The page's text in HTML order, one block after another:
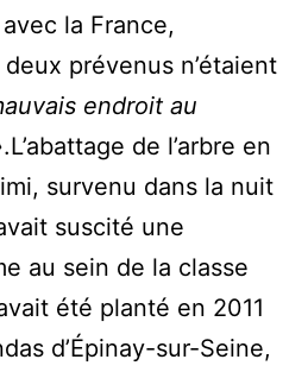
la France,
prévenus n’étaient
endroit au
.L’abattage de l’arbre en
survenu dans la nuit
suscité une
au sein de la classe
été planté en 2011
d’Épinay-sur-Seine,